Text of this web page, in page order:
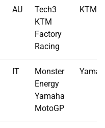
AU
Tech3
KTM
Factory
Racing
KTM
IT
Monster
Energy
Yamaha
MotoGP